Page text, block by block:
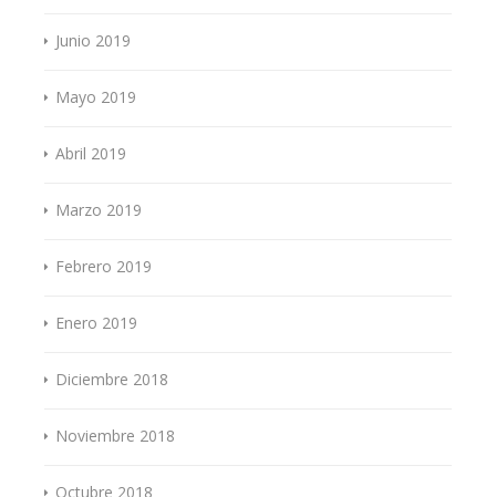
Junio 2019
Mayo 2019
Abril 2019
Marzo 2019
Febrero 2019
Enero 2019
Diciembre 2018
Noviembre 2018
Octubre 2018